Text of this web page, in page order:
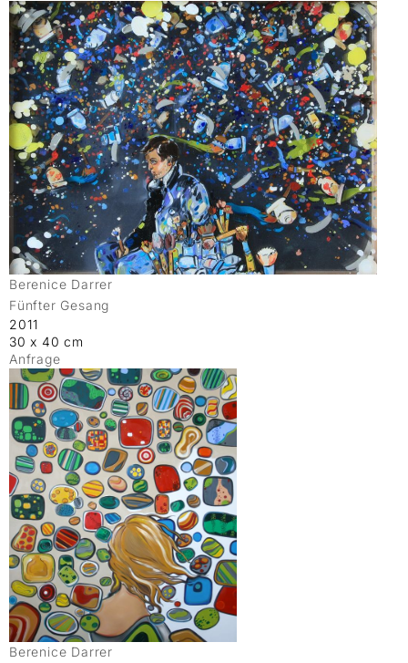
Berenice Darrer
Fünfter Gesang
2011
30 x 40 cm
Anfrage
Berenice Darrer